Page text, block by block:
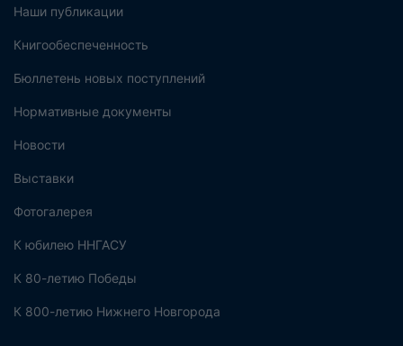
Наши публикации
Книгообеспеченность
Бюллетень новых поступлений
Нормативные документы
Новости
Выставки
Фотогалерея
К юбилею ННГАСУ
К 80-летию Победы
К 800-летию Нижнего Новгорода